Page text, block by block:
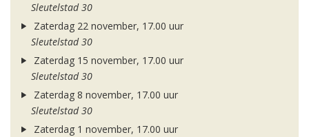
Sleutelstad 30
Zaterdag 22 november, 17.00 uur
Sleutelstad 30
Zaterdag 15 november, 17.00 uur
Sleutelstad 30
Zaterdag 8 november, 17.00 uur
Sleutelstad 30
Zaterdag 1 november, 17.00 uur